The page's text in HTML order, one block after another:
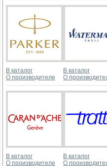
В каталог
О производителе
В каталог
О
В каталог
О производителе
В каталог
О